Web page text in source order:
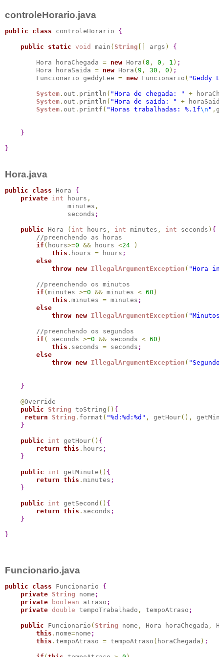
controleHorario.java
public class controleHorario {
public static void main ( String args ) {
        Hora horaChegada
= new Hora ( 8 , 0 , 1 ) ;
        Hora horaSaida
= new Hora ( 9 , 30 , 0 ) ;
        Funcionario geddyLee
= new Funcionario ( "Geddy
System . out . println ( "Hora de chegada: " +
System . out . println ( "Hora de saída: " +
System . out . printf ( "Horas trabalhadas: %.1f\n " ,
}
}
Hora.java
public class Hora {
private int hours ,
                minutes
,
                seconds
;
public Hora ( int hours , int minutes , int seconds ) {
//preenchendo as horas
if ( hours>=0 && hours <24
)
this . hours = hours ;
else
throw new IllegalArgumentException ( "Hora
//preenchendo os minutos
if ( minutes >=0 && minutes < 60 )
this . minutes = minutes ;
else
throw new IllegalArgumentException (
//preenchendo os segundos
if ( seconds >=0 && seconds < 60 )
this . seconds = seconds ;
else
throw new IllegalArgumentException (
}
@Override
public
String toString ( ) {
return
String . format ( "%d:%d:%d" , getHour( ) ,
}
public int getHour( ) {
return this . hours ;
}
public int getMinute ( ) {
return this . minutes ;
}
public int getSecond ( ) {
return this . seconds ;
}
}
Funcionario.java
public class Funcionario {
private String nome ;
private
boolean atraso ;
private double tempoTrabalhado , tempoAtraso ;
public Funcionario ( String nome , Hora horaChegada ,
this . nome=nome ;
this . tempoAtraso = tempoAtraso ( horaChegada ) ;